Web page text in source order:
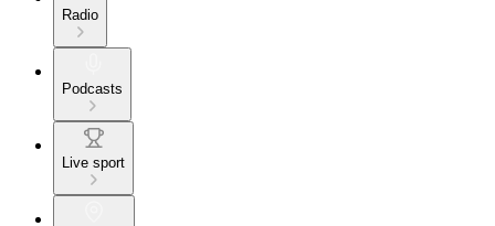
Radio
Podcasts
Live sport